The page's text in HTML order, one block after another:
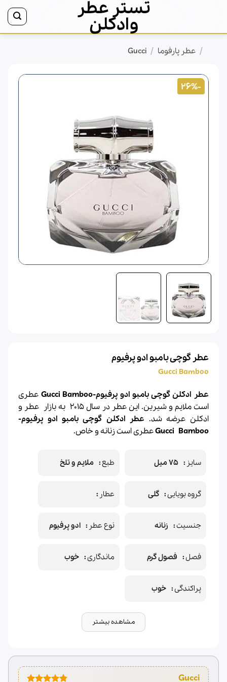
content
تستر عطر
وادکلن
/ عطر پارفوما /
Gucci
-26%
عطر گوچی بامبو ادو پرفیوم
Gucci Bamboo
عطر ادکلن گوچی بامبو ادو پرفیوم-Gucci Bamboo
عطری
است ملایم و شیرین. این عطر در سال 2015 به بازار
عطر و
ادکلن عرضه شد. عطر ادکلنگوچیبامبو ادو پرفیوم-
GucciBamboo عطری است زنانه و خاص.
سایز 75 میل طبع ملایم و تلخ
گروه بویایی گلی عطار
جنسیت زنانه نوع عطر ادو پرفیوم
فصل فصول گرم ماندگاری خوب
پراکندگی خوب
مشاهده بیشتر